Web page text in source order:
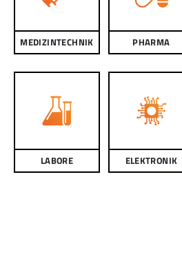
MEDIZINTECHNIK PHARMA
LABORE ELEKTRONIK